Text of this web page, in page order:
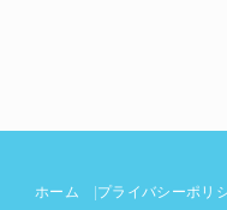
ホーム プライバシーポリ